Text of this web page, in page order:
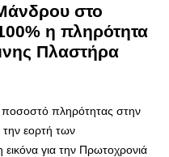
στο
η πληρότητα
Πλαστήρα
ποσοστό πληρότητας στην
την εορτή των
εικόνα για την Πρωτοχρονιά